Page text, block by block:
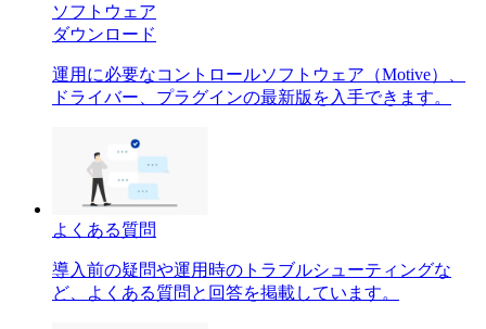
ソフトウェア
ダウンロード
運用に必要なコントロールソフトウェア（Motive）、
ドライバー、プラグインの最新版を入手できます。
よくある質問
導入前の疑問や運用時のトラブルシューティングな
ど、よくある質問と回答を掲載しています。